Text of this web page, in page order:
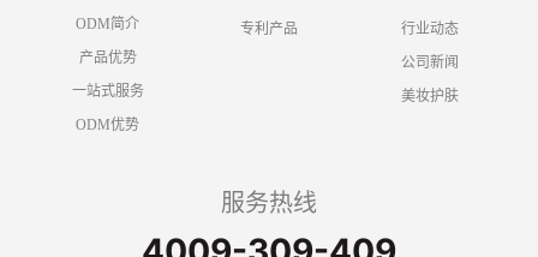
ODM简介
产品优势
一站式服务
ODM优势
专利产品
行业动态
公司新闻
美妆护肤
服务热线